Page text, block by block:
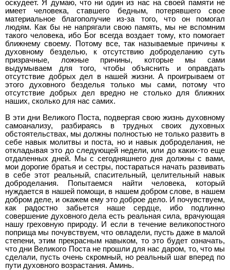
оскудеет. Я думаю, что ни один из нас на своей памяти не
имеет человека, ставшего бедным, потерявшего свое
материальное благополучие из-за того, что он помогал
людям. Как бы не напрягали свою память, мы не вспомним
такого человека, ибо Бог всегда воздает тому, кто помогает
ближнему своему. Потому все, так называемые причины к
духовному безделью, к отсутствию доброделанию суть
призрачные, ложные причины, которые мы сами
выдумываем для того, чтобы объяснить и оправдать
отсутствие добрых дел в нашей жизни. А проигрываем от
этого духовного безделья только мы сами, потому что
отсутствие добрых дел вредно не столько для ближних
наших, сколько для нас самих.
В эти дни Великого Поста, подвергая свою жизнь духовному
самоанализу, разбираясь в трудных своих духовных
обстоятельствах, мы должны полностью не только развить в
себе навык молитвы и поста, но и навык доброделания, не
откладывая это до следующей недели, или до каких-то еще
отдаленных дней. Мы с сегодняшнего дня должны с вами,
мои дорогие братья и сестры, постараться начать развивать
в себе этот реальный, спасительный, целительный навык
доброделания. Попытаемся найти человека, который
нуждается в нашей помощи, в нашем добром слове, в нашем
добром деле, и окажем ему это доброе дело. И почувствуем,
как радостно забьется наше сердце, ибо подлинно
совершение духовного дела есть реальная сила, врачующая
нашу греховную природу. И если в течение великопостного
поприща мы почувствуем, что овладели, пусть даже в малой
степени, этим прекрасным навыком, то это будет означать,
что дни Великого Поста не прошли для нас даром, то, что мы
сделали, пусть очень скромный, но реальный шаг вперед по
пути духовного возрастания. Аминь.